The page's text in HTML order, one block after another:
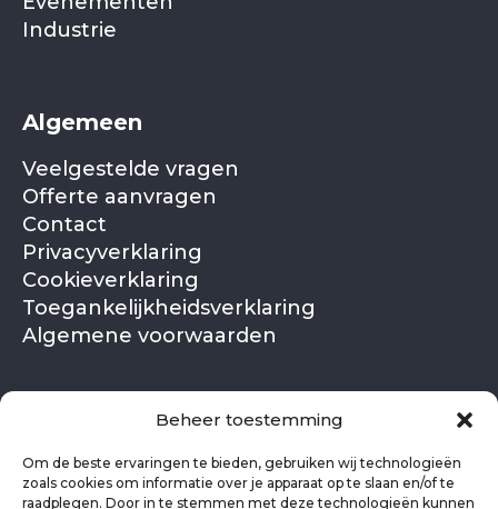
Beheer toestemming
Om de beste ervaringen te bieden, gebruiken wij technologieën
zoals cookies om informatie over je apparaat op te slaan en/of te
raadplegen. Door in te stemmen met deze technologieën kunnen
Industrie
Algemeen
Veelgestelde vragen
Offerte aanvragen
Contact
Privacyverklaring
Cookieverklaring
Toegankelijkheidsverklaring
Algemene voorwaarden